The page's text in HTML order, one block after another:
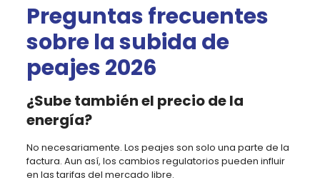
Preguntas frecuentes
sobre la subida de
peajes 2026
¿Sube también el precio de la
energía?
No necesariamente. Los peajes son solo una parte de la
factura. Aun así, los cambios regulatorios pueden influir
en las tarifas del mercado libre.